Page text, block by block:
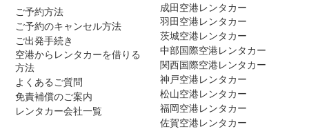
ご予約方法
ご予約のキャンセル方法
ご出発手続き
空港からレンタカーを借りる
方法
よくあるご質問
免責補償のご案内
レンタカー会社一覧
成田空港レンタカー
羽田空港レンタカー
茨城空港レンタカー
中部国際空港レンタカー
関西国際空港レンタカー
神戸空港レンタカー
松山空港レンタカー
福岡空港レンタカー
佐賀空港レンタカー